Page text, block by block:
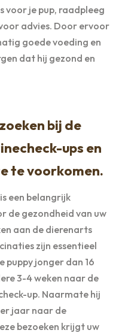
voor je pup, raadpleeg
advies. Door ervoor
goede voeding en
dat hij gezond en
bij de
ups en
te voorkomen.
een belangrijk
de gezondheid van uw
aan de dierenarts
zijn essentieel
puppy jonger dan 16
3-4 weken naar de
up. Naarmate hij
jaar naar de
bezoeken krijgt uw